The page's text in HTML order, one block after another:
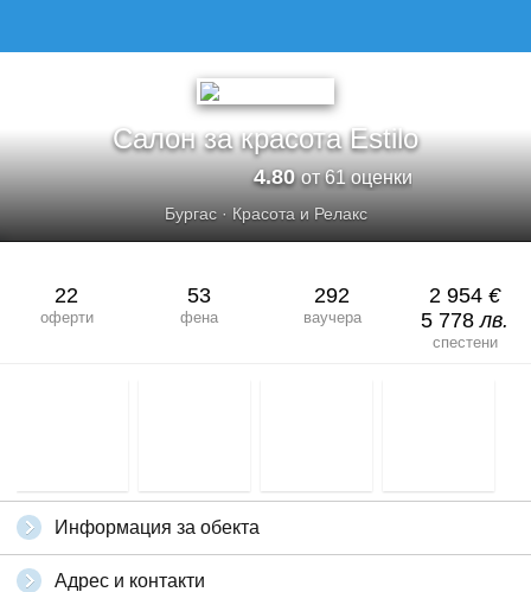
Салон за красота Estilo
4.80от 61 оценки
Бургас· Красота и Релакс
22
оферти
53
фена
292
ваучера
2 954 €
5 778лв.
спестени
Информация за обекта
Адрес и контакти